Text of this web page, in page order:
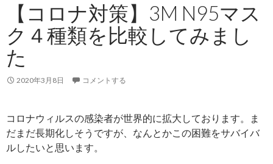
【コロナ対策】3M N95マス
ク４種類を比較してみまし
た
2020年3月8日 コメントする
コロナウィルスの感染者が世界的に拡大しております。ま
だまだ長期化しそうですが、なんとかこの困難をサバイバ
ルしたいと思います。